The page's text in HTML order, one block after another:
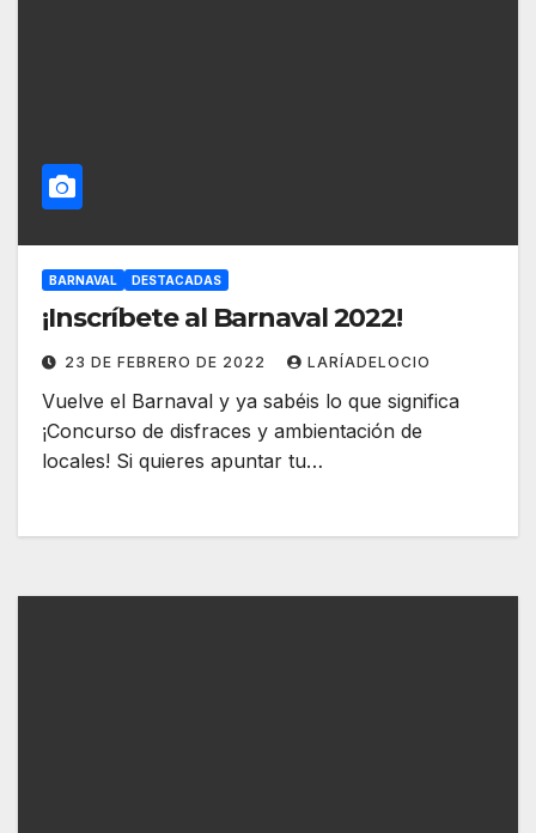
BARNAVAL DESTACADAS
¡Inscríbete al Barnaval 2022!
23 DE FEBRERO DE 2022 LARÍADELOCIO
Vuelve el Barnaval y ya sabéis lo que significa
¡Concurso de disfraces y ambientación de
locales! Si quieres apuntar tu…